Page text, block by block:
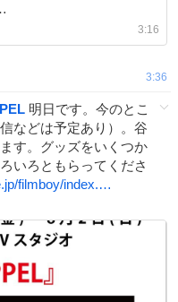
3:16
3:36
明日です。今のとこ
などは予定あり）。谷
す。グッズをいくつか
いろともらってくださ
filmboy/index.…